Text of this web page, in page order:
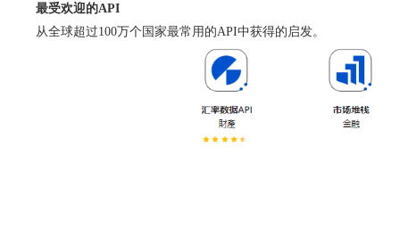
最受欢迎的API
从全球超过100万个国家最常用的API中获得的启发。